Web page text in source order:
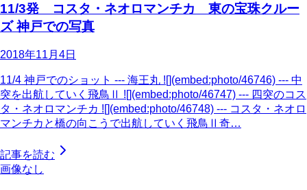
11/3発 コスタ・ネオロマンチカ 東の宝珠クルー
ズ 神戸での写真
2018年11月4日
11/4 神戸でのショット --- 海王丸 ![](embed:photo/46746) --- 中
突を出航していく飛鳥Ⅱ ![](embed:photo/46747) --- 四突のコス
タ・ネオロマンチカ ![](embed:photo/46748) --- コスタ・ネオロ
マンチカと橋の向こうで出航していく飛鳥Ⅱ奇…
記事を読む
画像なし